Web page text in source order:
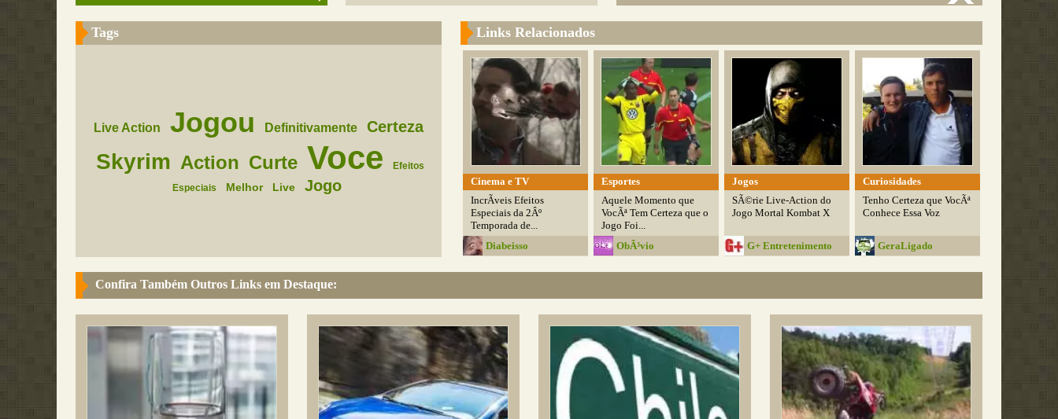
Tags
Live Action Jogou Definitivamente Certeza
Skyrim Action Curte Voce
Efeitos
Especiais
Melhor Live Jogo
Links Relacionados
Cinema e TV
IncrÃ­veis Efeitos
Especiais da 2Âº
Temporada de...
Diabeisso
Esportes
Aquele Momento que
VocÃª Tem Certeza que o
Jogo Foi...
ObÃ³vio
Jogos
SÃ©rie Live-Action do
Jogo Mortal Kombat X
G+ Entretenimento
Curiosidades
Tenho Certeza que VocÃª
Conhece Essa Voz
GeraLigado
Confira Também Outros Links em Destaque: